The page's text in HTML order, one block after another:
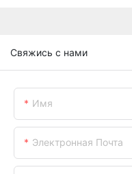
Свяжись с нами
Имя
Электронная Почта